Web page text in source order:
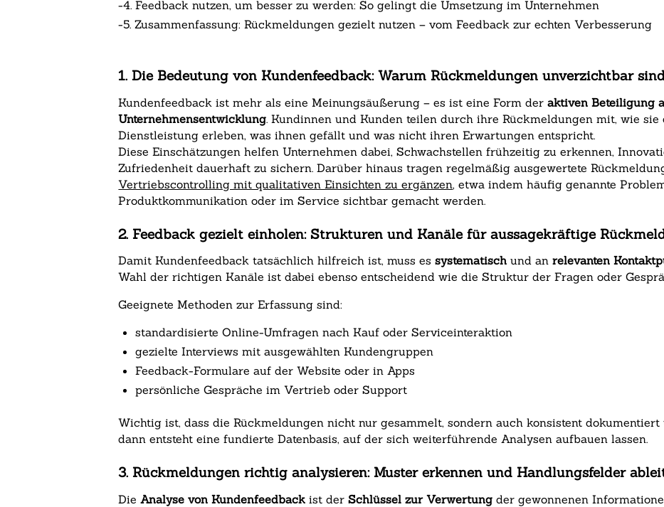
-4. Feedback nutzen, um besser zu werden: So gelingt die Umsetzung im Unternehmen
-5. Zusammenfassung: Rückmeldungen gezielt nutzen – vom Feedback zur echten Verbesserung
1. Die Bedeutung von Kundenfeedback: Warum Rückmeldungen unverzichtbar
Kundenfeedback ist mehr als eine Meinungsäußerung – es ist eine Form deraktiven Beteiligung
Unternehmensentwicklung. Kundinnen und Kunden teilen durch ihre Rückmeldungen mit, wie
Dienstleistung erleben, was ihnen gefällt und was nicht ihren Erwartungen entspricht.
Diese Einschätzungen helfen Unternehmen dabei, Schwachstellen frühzeitig zu erkennen,
Zufriedenheit dauerhaft zu sichern. Darüber hinaus tragen regelmäßig ausgewertete
Vertriebscontrolling mit qualitativen Einsichten zu ergänzen, etwa indem häufig genannte
Produktkommunikation oder im Service sichtbar gemacht werden.
2. Feedback gezielt einholen: Strukturen und Kanäle für aussagekräftige
Damit Kundenfeedback tatsächlich hilfreich ist, muss essystematisch und an relevanten
Wahl der richtigen Kanäle ist dabei ebenso entscheidend wie die Struktur der Fragen oder
Geeignete Methoden zur Erfassung sind:
standardisierte Online-Umfragen nach Kauf oder Serviceinteraktion
gezielte Interviews mit ausgewählten Kundengruppen
Feedback-Formulare auf der Website oder in Apps
persönliche Gespräche im Vertrieb oder Support
Wichtig ist, dass die Rückmeldungen nicht nur gesammelt, sondern auch konsistent
dann entsteht eine fundierte Datenbasis, auf der sich weiterführende Analysen aufbauen lassen.
3. Rückmeldungen richtig analysieren: Muster erkennen und Handlungsfelder
DieAnalyse von Kundenfeedback ist derSchlüssel zur Verwertung der gewonnenen